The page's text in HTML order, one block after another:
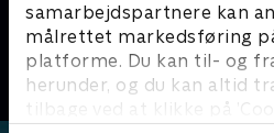
samarbejdspartnere kan
målrettet markedsføring
platforme. Du kan til- og
herunder, og du kan altid
tilbage ved at klikke på
Minibods
Børneserier • 1 sæsoner